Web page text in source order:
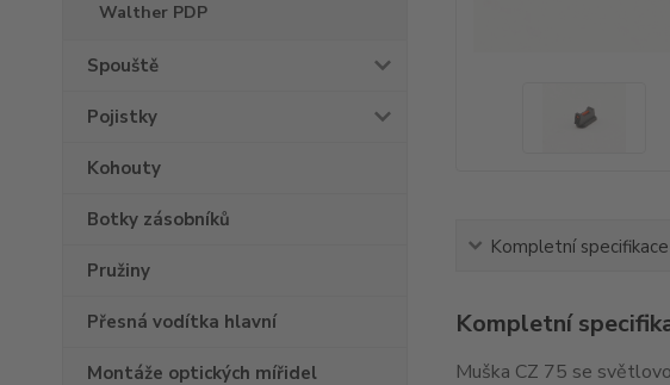
Walther PDP
Spouště
Pojistky
Kohouty
Botky zásobníků
Pružiny
Přesná vodítka hlavní
Montáže optických mířidel
Kompletní specifikace
Kompletní
Muška CZ 75 se